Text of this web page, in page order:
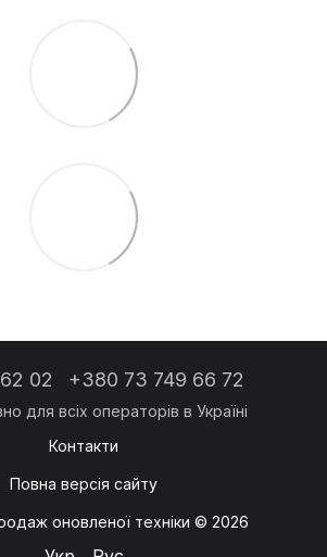
02 +380 73 749 66 72
Контакти
Повна версія сайту
оновленої техніки © 2026